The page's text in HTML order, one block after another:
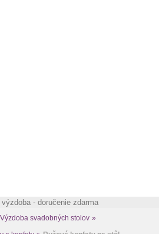
Výzdoba svadobných stolov »